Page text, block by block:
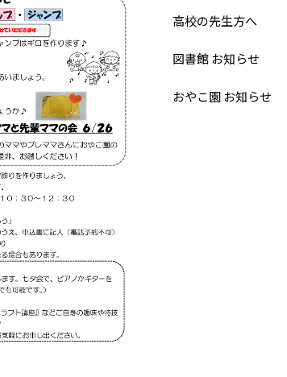
高校の先生方へ
図書館 お知らせ
おやこ園 お知らせ